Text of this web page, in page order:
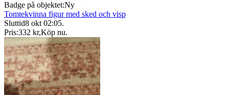
Badge på objektet:Ny
Tomtekvinna figur med sked och visp
Sluttid8 okt 02:05.
Pris:332 kr,Köp nu.